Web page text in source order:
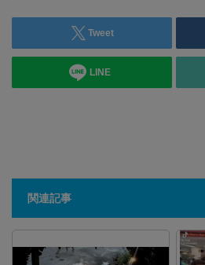
Tweet
LINE
関連記事